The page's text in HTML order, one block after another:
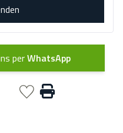
perWhatsApp